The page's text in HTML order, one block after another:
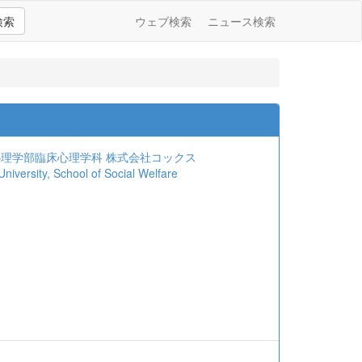
索 ウェブ検索 ニュース検索
学部臨床心理学科 株式会社コックス
School of Social Welfare